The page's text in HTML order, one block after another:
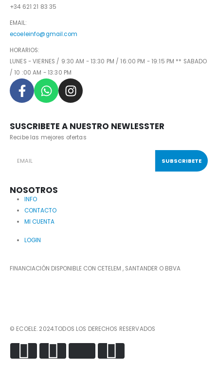
+34 621 21 83 35
EMAIL:
ecoeleinfo@gmail.com
HORARIOS:
LUNES - VIERNES / 9:30 AM - 13:30 PM / 16:00 PM - 19:15 PM ** SABADO
/ 10 :00 AM - 13:30 PM
SUSCRIBETE A NUESTRO NEWLESSTER
Recibe las mejores ofertas
NOSOTROS
INFO
CONTACTO
MI CUENTA
LOGIN
FINANCIACIÓN DISPONIBLE CON CETELEM , SANTANDER O BBVA
© ECOELE. 2024.TODOS LOS DERECHOS RESERVADOS